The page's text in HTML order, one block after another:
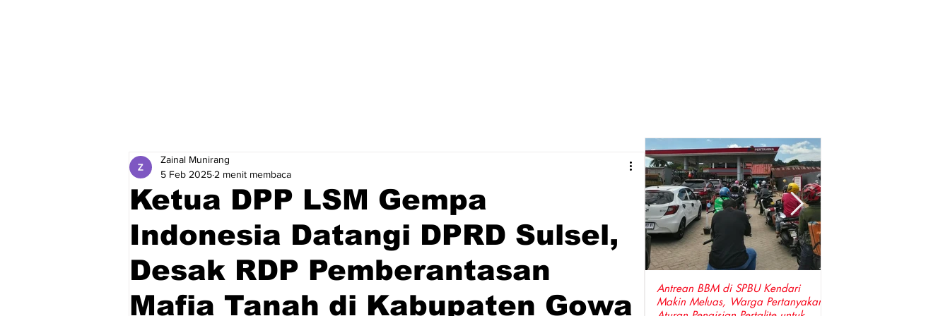
Ketua DPP LSM Gempa
Indonesia Datangi DPRD Sulsel,
Desak RDP Pemberantasan
Mafia Tanah di Kabupaten Gowa
Zainal Munirang
5 Feb 2025 2 menit membaca
Antrean BBM di SPBU Kendari
Makin Meluas, Warga Pertanyakan